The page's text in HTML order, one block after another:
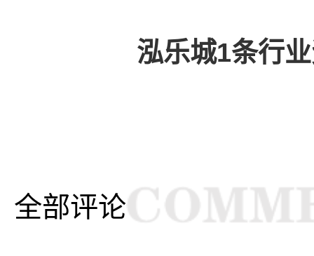
泓乐城1条行
全部评论